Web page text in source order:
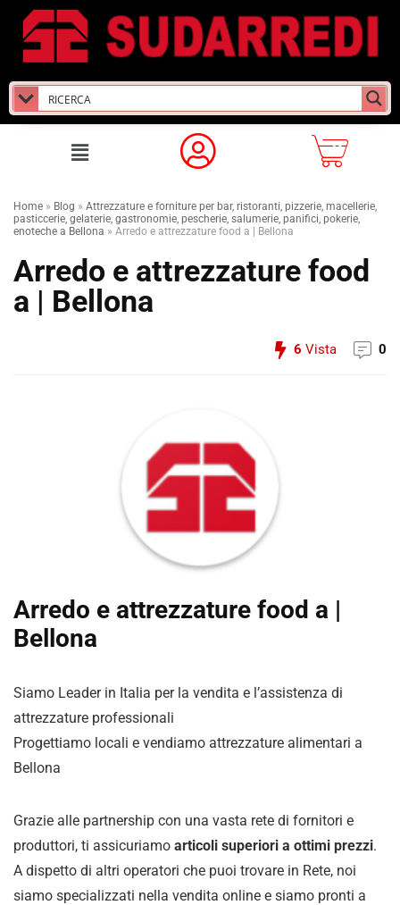
Home » Blog » Attrezzature e forniture per bar, ristoranti, pizzerie, macellerie,
pasticcerie, gelaterie, gastronomie, pescherie, salumerie, panifici, pokerie,
enoteche a Bellona » Arredo e attrezzature food a | Bellona
Arredo e attrezzature food
a | Bellona
6 Vista 0
Arredo e attrezzature food a |
Bellona
Siamo Leader in Italia per la vendita e l’assistenza di
attrezzature professionali
Progettiamo locali e vendiamo attrezzature alimentari a
Bellona
Grazie alle partnership con una vasta rete di fornitori e
produttori, ti assicuriamo articoli superiori a ottimi prezzi.
A dispetto di altri operatori che puoi trovare in Rete, noi
siamo specializzati nella vendita online e siamo pronti a